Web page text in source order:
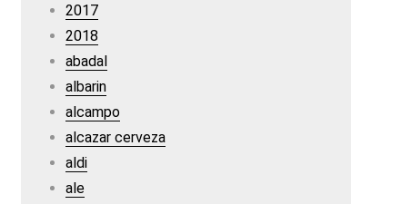
2017
2018
abadal
albarin
alcampo
alcazar cerveza
aldi
ale